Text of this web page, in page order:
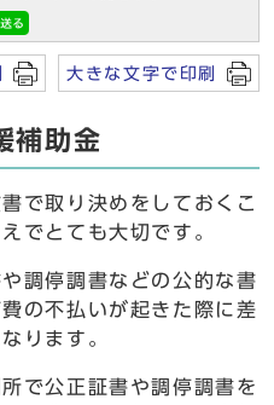
大きな文字で印刷
補助金
で取り決めをしておくこ
でとても大切です。
調停調書などの公的な書
の不払いが起きた際に差
ります。
で公正証書や調停調書を